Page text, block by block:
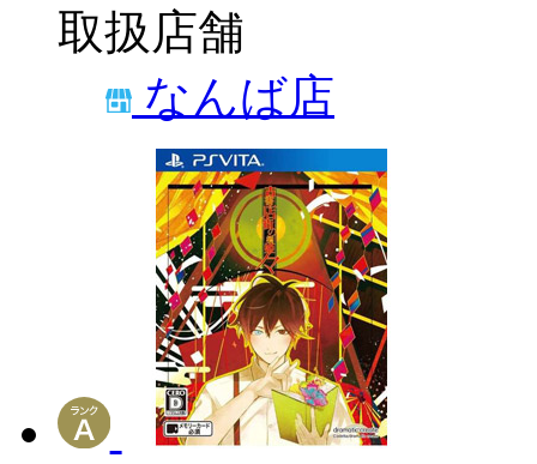
取扱店舗
なんば店